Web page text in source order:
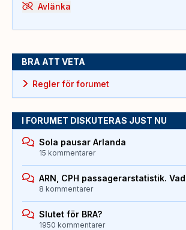
Avlänka
BRA ATT VETA
Regler för forumet
I FORUMET DISKUTERAS JUST NU
Sola pausar Arlanda
15 kommentarer
ARN, CPH passagerarstatistik.
8 kommentarer
Slutet för BRA?
1950 kommentarer